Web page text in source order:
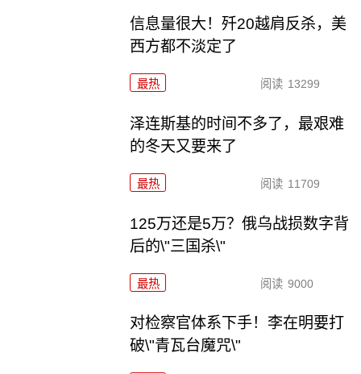
信息量很大！歼20越肩反杀，美
西方都不淡定了
最热 阅读 13299
泽连斯基的时间不多了，最艰难
的冬天又要来了
最热 阅读 11709
125万还是5万？俄乌战损数字背
后的\"三国杀\"
最热 阅读 9000
对检察官体系下手！李在明要打
破\"青瓦台魔咒\"